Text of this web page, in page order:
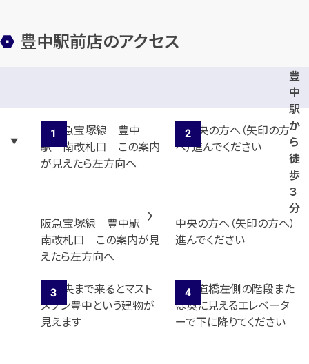
豊中駅前店のアクセス
豊
中
駅
か
ら
徒
歩
３
分
阪急宝塚線 豊中駅
南改札口 この案内が見
えたら左方向へ
中央の方へ（矢印の方へ）
進んでください